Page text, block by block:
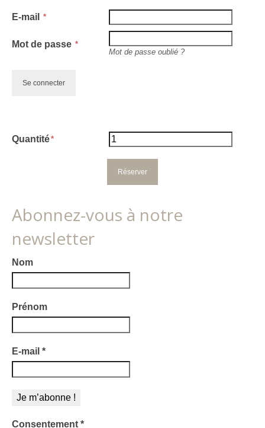
E-mail
Mot de passe
Mot de passe oublié ?
Quantité
Abonnez-vous à notre
newsletter
Nom
Prénom
E-mail *
Consentement *